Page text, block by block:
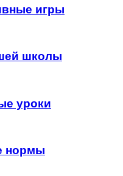
игры
школы
уроки
нормы